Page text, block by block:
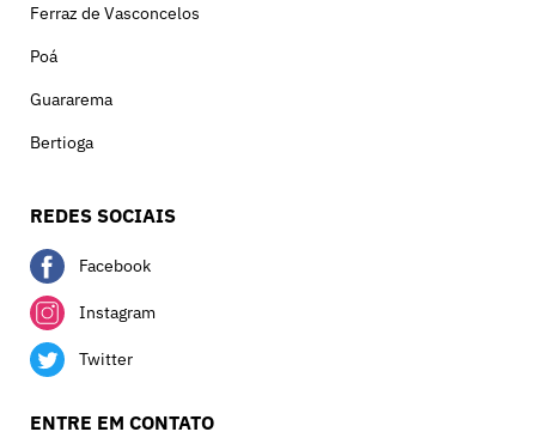
Ferraz de Vasconcelos
Poá
Guararema
Bertioga
REDES SOCIAIS
Facebook
Instagram
Twitter
ENTRE EM CONTATO